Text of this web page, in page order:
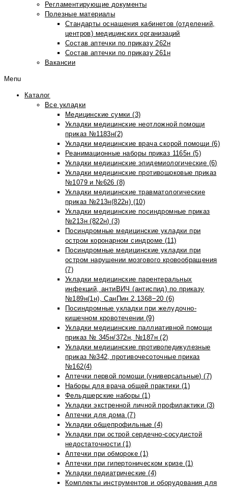
Регламентирующие документы
Полезные материалы
Стандарты оснащения кабинетов (отделений,
центров) медицинских организаций
Состав аптечки по приказу 262н
Состав аптечки по приказу 261н
Вакансии
Menu
Каталог
Все укладки
Медицинские сумки (3)
Укладки медицинские неотложной помощи
приказ №1183н(2)
Укладки медицинские врача скорой помощи (6)
Реанимационные наборы приказ 1165н (5)
Укладки медицинские эпидемиологические (6)
Укладки медицинские противошоковые приказ
№1079 и №626 (8)
Укладки медицинские травматологические
приказ №213н(822н) (10)
Укладки медицинские посиндромные приказ
№213н (822н) (3)
Посиндромные медицинские укладки при
остром коронарном синдроме (11)
Посиндромные медицинские укладки при
остром нарушении мозгового кровообращения
(7)
Укладки медицинские парентеральных
инфекций, антиВИЧ (антиспид) по приказу
№189н(1н), СанПин 2.1368−20 (6)
Посиндромные укладки при желудочно-
кишечном кровотечении (9)
Укладки медицинские паллиативной помощи
приказ № 345н/372н, №187н (2)
Укладки медицинские противопедикулезные
приказ №342, противочесоточные приказ
№162(4)
Аптечки первой помощи (универсальные) (7)
Наборы для врача общей практики (1)
Фельдшерские наборы (1)
Укладки экстренной личной профилактики (3)
Аптечки для дома (7)
Укладки общепрофильные (4)
Укладки при острой сердечно-сосудистой
недостаточности (1)
Аптечки при обмороке (1)
Аптечки при гипертоническом кризе (1)
Укладки педиатрические (4)
Комплекты инструментов и оборудования для